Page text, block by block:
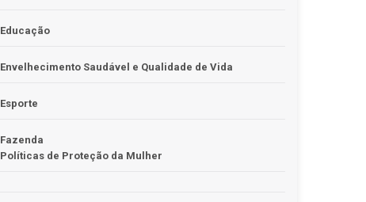
Educação
Envelhecimento Saudável e Qualidade de Vida
Esporte
Fazenda
Políticas de Proteção da Mulher